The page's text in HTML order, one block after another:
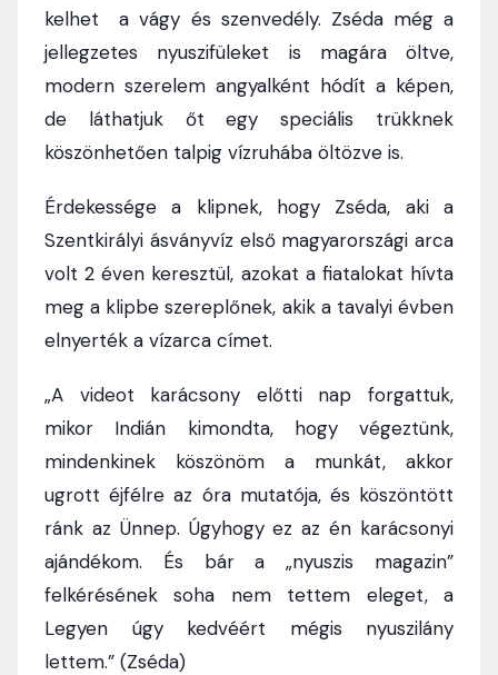
kelhet a vágy és szenvedély. Zséda még a
jellegzetes nyuszifüleket is magára öltve,
modern szerelem angyalként hódít a képen,
de láthatjuk őt egy speciális trükknek
köszönhetően talpig vízruhába öltözve is.
Érdekessége a klipnek, hogy Zséda, aki a
Szentkirályi ásványvíz első magyarországi arca
volt 2 éven keresztül, azokat a fiatalokat hívta
meg a klipbe szereplőnek, akik a tavalyi évben
elnyerték a vízarca címet.
„A videot karácsony előtti nap forgattuk,
mikor Indián kimondta, hogy végeztünk,
mindenkinek köszönöm a munkát, akkor
ugrott éjfélre az óra mutatója, és köszöntött
ránk az Ünnep. Úgyhogy ez az én karácsonyi
ajándékom. És bár a „nyuszis magazin”
felkérésének soha nem tettem eleget, a
Legyen úgy kedvéért mégis nyuszilány
lettem.” (Zséda)